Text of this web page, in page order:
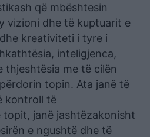
që mbështesin
vizioni dhe të kuptuarit e
kreativiteti i tyre i
inteligjenca,
thjeshtësia me të cilën
topin. Ata janë të
kontroll të
janë jashtëzakonisht
e ngushtë dhe të